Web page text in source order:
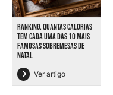
RANKING. QUANTAS CALORIAS
TEM CADA UMA DAS 10 MAIS
FAMOSAS SOBREMESAS DE
NATAL
Ver artigo